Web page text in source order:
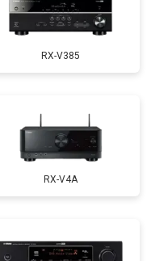
RX-V385
RX-V4A